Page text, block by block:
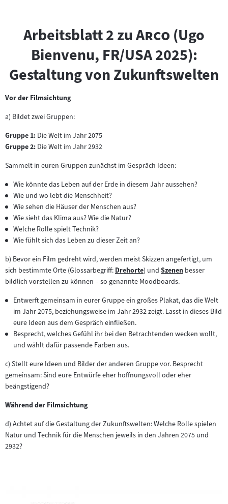
Arbeitsblatt 2 zu "
Arco "
(Ugo
Bienvenu, FR/USA 2025):
Gestaltung von Zukunftswelten
Vor der Filmsichtung
a) Bildet zwei Gruppen:
Gruppe 1: Die Welt im Jahr 2075
Gruppe 2: Die Welt im Jahr 2932
Sammelt in euren Gruppen zunächst im Gespräch Ideen:
Wie könnte das Leben auf der Erde in diesem Jahr aussehen?
Wie und wo lebt die Menschheit?
Wie sehen die Häuser der Menschen aus?
Wie sieht das Klima aus? Wie die Natur?
Welche Rolle spielt Technik?
Wie fühlt sich das Leben zu dieser Zeit an?
b) Bevor ein Film gedreht wird, werden meist Skizzen angefertigt, um
sich bestimmte Orte (Glossarbegriff:Zum
Inhalt:
Drehorte) und Zum
Inhalt:
Szenen besser
bildlich vorstellen zu können – so genannte Moodboards.
Entwerft gemeinsam in eurer Gruppe ein großes Plakat, das die Welt
im Jahr 2075, beziehungsweise im Jahr 2932 zeigt. Lasst in dieses Bild
eure Ideen aus dem Gespräch einfließen.
Besprecht, welches Gefühl ihr bei den Betrachtenden wecken wollt,
und wählt dafür passende Farben aus.
c) Stellt eure Ideen und Bilder der anderen Gruppe vor. Besprecht
gemeinsam: Sind eure Entwürfe eher hoffnungsvoll oder eher
beängstigend?
Während der Filmsichtung
d) Achtet auf die Gestaltung der Zukunftswelten: Welche Rolle spielen
Natur und Technik für die Menschen jeweils in den Jahren 2075 und
2932?